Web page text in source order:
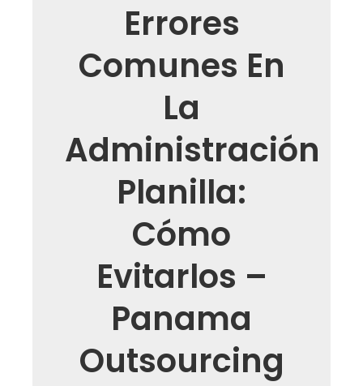
Errores
Comunes En
La
Administración
Planilla:
Cómo
Evitarlos –
Panama
Outsourcing